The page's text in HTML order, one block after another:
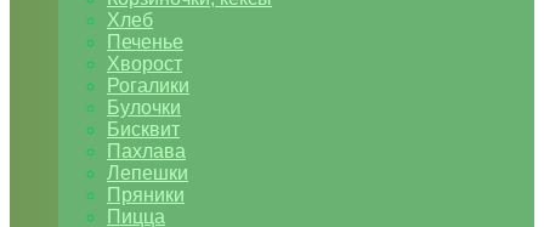
Хлеб
Печенье
Хворост
Рогалики
Булочки
Бисквит
Пахлава
Лепешки
Пряники
Пицца